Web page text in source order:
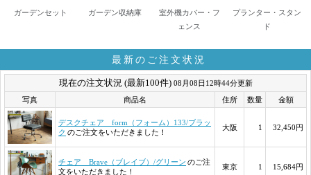
ガーデンセット ガーデン収納庫
室外機カバー・フ
ェンス
プランター・スタン
ド
最新のご注文状況